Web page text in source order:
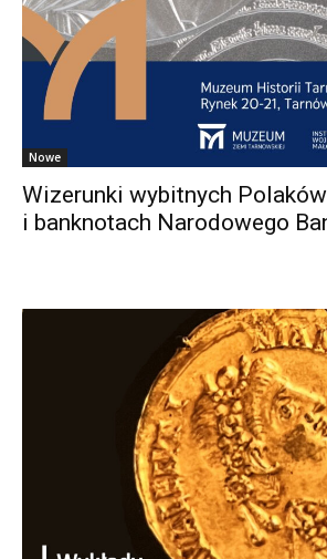
Nowe
Wizerunki wybitnych
i banknotach Narodowego